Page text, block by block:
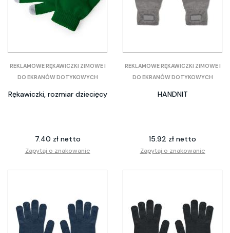
REKLAMOWE RĘKAWICZKI ZIMOWE I
DO EKRANÓW DOTYKOWYCH
Rękawiczki, rozmiar dziecięcy
7.40 zł netto
Zapytaj o znakowanie
REKLAMOWE RĘKAWICZKI ZIMOWE I
DO EKRANÓW DOTYKOWYCH
HANDNIT
15.92 zł netto
Zapytaj o znakowanie